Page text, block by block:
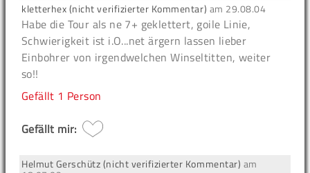
kletterhex (nicht verifizierter Kommentar) am 29.08.04
Habe die Tour als ne 7+ geklettert, goile Linie,
Schwierigkeit ist i.O...net ärgern lassen lieber
Einbohrer von irgendwelchen Winseltitten, weiter
so!!
Gefällt 1 Person
Gefällt mir:
Helmut Gerschütz (nicht verifizierter Kommentar) am